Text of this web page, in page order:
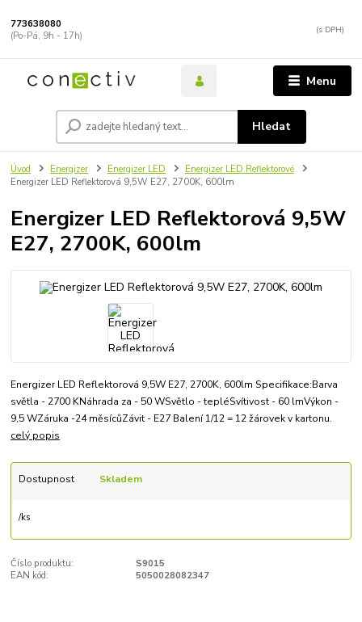
Menu
Hledat
773638080
(Po-Pá, 9h - 17h)
Úvod Energizer Energizer LED
Energizer LED Reflektorové
Energizer LED Reflektorová 9,5W E27, 2700K, 600lm
Energizer LED Reflektorová 9,5W
E27, 2700K, 600lm
Energizer LED Reflektorová 9,5W E27, 2700K, 600lm Specifikace:Barva
světla - 2700 KNáhrada za - 50 WSvětlo - tepléSvítivost - 60 lmVýkon -
9,5 WZáruka -24 měsícůZávit - E27 Balení 1/12 = 12 žárovek v kartonu.
celý popis
Dostupnost Skladem
/ks
Číslo produktu:
S9015
EAN kód:
5050028082347